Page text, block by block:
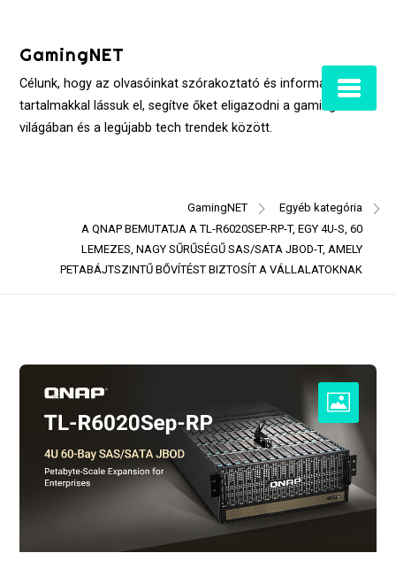
contentGamingNET
Célunk, hogy az olvasóinkat szórakoztató és informatív
tartalmakkal lássuk el, segítve őket eligazodni a gaming
világában és a legújabb tech trendek között.
GamingNET
Egyéb kategória
A QNAP BEMUTATJA A TL-R6020SEP-RP-T, EGY 4U-S, 60
LEMEZES, NAGY SŰRŰSÉGŰ SAS/SATA JBOD-T, AMELY
PETABÁJTSZINTŰ BŐVÍTÉST BIZTOSÍT A VÁLLALATOKNAK